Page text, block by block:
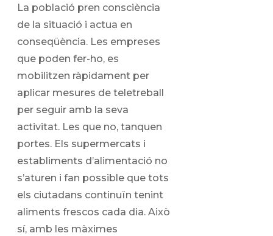
La població pren consciència
de la situació i actua en
conseqüència. Les empreses
que poden fer-ho, es
mobilitzen ràpidament per
aplicar mesures de teletreball
per seguir amb la seva
activitat. Les que no, tanquen
portes. Els supermercats i
establiments d’alimentació no
s’aturen i fan possible que tots
els ciutadans continuïn tenint
aliments frescos cada dia. Això
sí, amb les màximes